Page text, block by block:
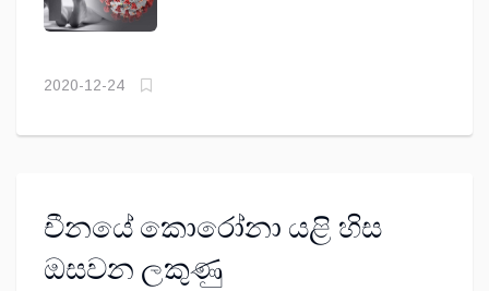
2020-12-24
චීනයේ කොරෝනා යළි හිස
ඔසවන ලකුණු